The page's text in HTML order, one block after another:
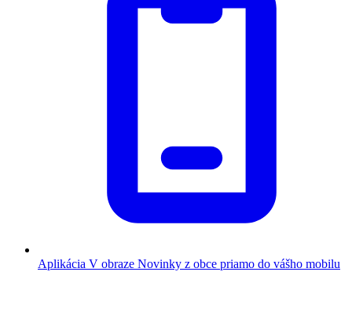
Aplikácia V obraze Novinky z obce priamo do vášho mobilu